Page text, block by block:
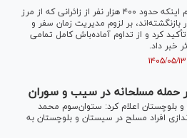
فرمانده کل انتظامی کشور با اعلام اینکه حدود ۴۰۰ هزار نفر از زائرانی که از مرز
بر لزوم مدیریت زمان سفر و
کرد و از تداوم آماده‌باش کامل تمامی
خبر داد.
حمله مسلحانه در سیب و سوران
بلوچستان اعلام کرد: ستوان‌سوم محمد
افراد مسلح در سیستان و بلوچستان به